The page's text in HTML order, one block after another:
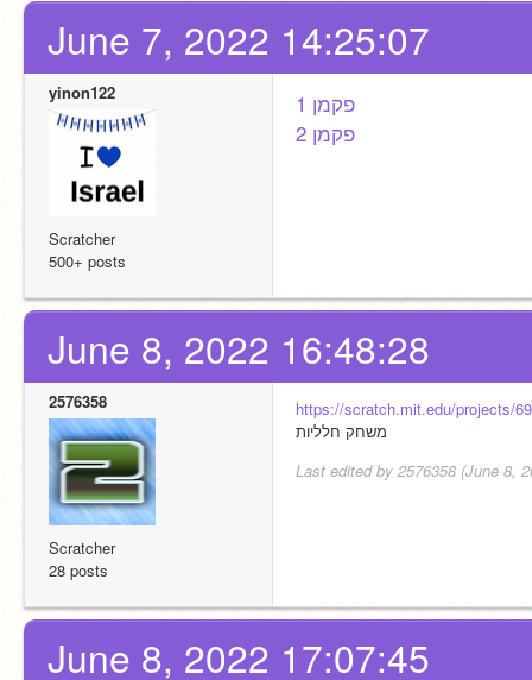
June 7, 2022 14:25:07
yinon122
Scratcher
500+ posts
1 פקמן
פקמן 2
June 8, 2022 16:48:28
2576358
Scratcher
28 posts
https://scratch.mit.edu/projects/
משחק חלליות
Last edited by 2576358 (June 8,
June 8, 2022 17:07:45